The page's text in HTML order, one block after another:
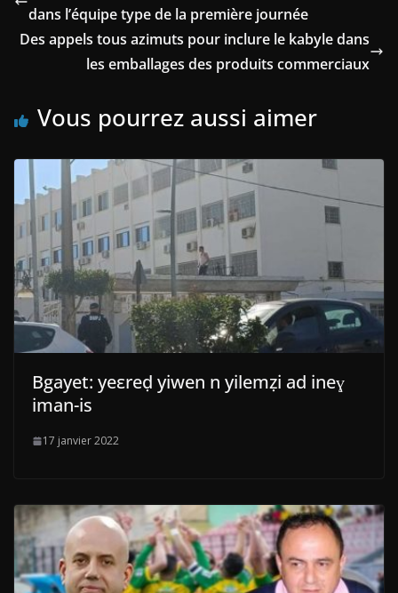
dans l’équipe type de la première journée
Des appels tous azimuts pour inclure le kabyle dans
les emballages des produits commerciaux
Vous pourrez aussi aimer
Bgayet: yeεreḍ yiwen n yilemẓi ad ineɣ
iman-is
17 janvier 2022